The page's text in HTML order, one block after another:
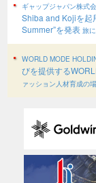
ギャップジャパン株式
Shiba and Kojiを起
Summer”を発表 旅
WORLD MODE
びを提供する
ァッション人材育成の